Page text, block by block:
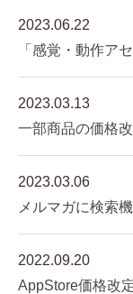
2023.06.22
「感覚・動作ア
2023.03.13
一部商品の価格
2023.03.06
メルマガに検索
2022.09.20
AppStore価格改